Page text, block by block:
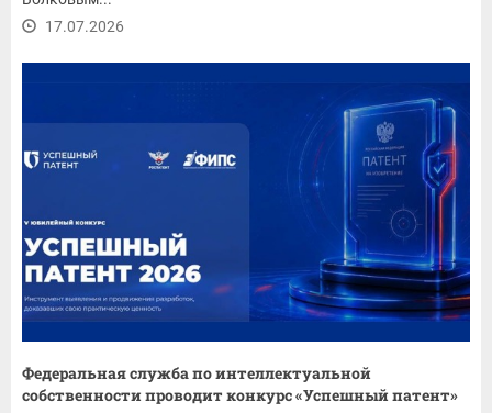
17.07.2026
Федеральная служба по интеллектуальной
собственности проводит конкурс «Успешный патент»